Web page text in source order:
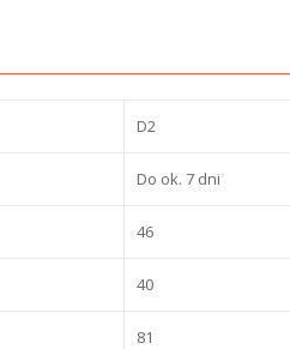
D2
Do ok. 7 dni
46
40
81